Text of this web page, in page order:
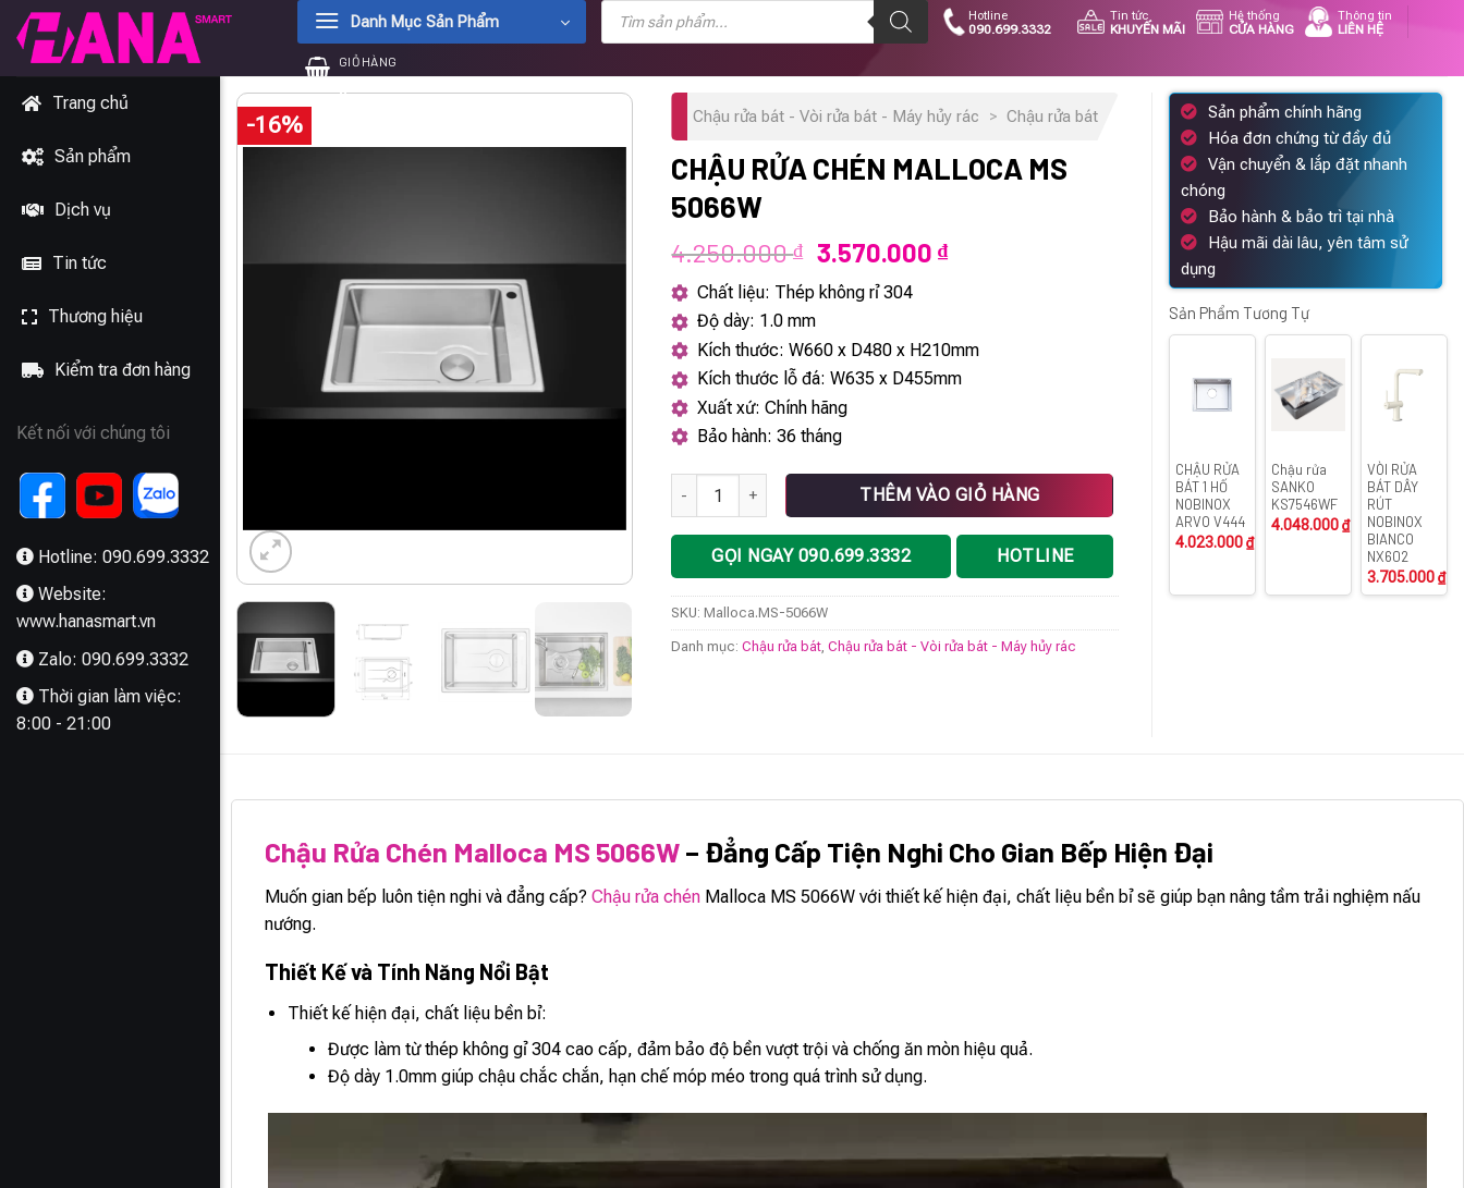
Chuyển
đến
dung
Danh Mục Sản Phẩm
Tìm
kiếm
phẩm
Hotline
090.699.3332
Tin tức
KHUYẾN MÃI
Hệ thống
CỬA HÀNG
Thông tin
LIÊN HỆ
GIỎ HÀNG
0₫
Trang chủ
Sản phẩm
Dịch vụ
Tin tức
Thương hiệu
Kiểm tra đơn hàng
Kết nối với chúng tôi
Hotline: 090.699.3332
Website:
www.hanasmart.vn
Zalo: 090.699.3332
Thời gian làm việc:
8:00 - 21:00
-16% Chậu rửa bát - Vòi rửa bát - Máy hủy rác > Chậu rửa bát
CHẬU RỬA CHÉN MALLOCA MS
5066W
4.250.000₫ Giá
gốc
là:
4.250.000 ₫.
3.570.000 ₫Giá
3.570.000 ₫.
Chất liệu: Thép không rỉ 304
Độ dày: 1.0 mm
Kích thước: W660 x D480 x H210mm
Kích thước lỗ đá: W635 x D455mm
Xuất xứ: Chính hãng
Bảo hành: 36 tháng
Chậu rửa chén Malloca MS 5066W số lượng
THÊM VÀO GIỎ HÀNG
GỌI NGAY 090.699.3332 HOTLINE
SKU:Malloca.MS-5066W
Danh mục:Chậu rửa bát,Chậu rửa bát - Vòi rửa bát - Máy hủy rác
Sản phẩm chính hãng
Hóa đơn chứng từ đầy đủ
Vận chuyển & lắp đặt nhanh
chóng
Bảo hành & bảo trì tại nhà
Hậu mãi dài lâu, yên tâm sử
dụng
Sản Phẩm Tương Tự
CHẬU RỬA
BÁT 1 HỐ
NOBINOX
ARVO V444
4.023.000₫
Chậu rửa
SANKO
KS7546WF
4.048.000₫
VÒI RỬA
BÁT DÂY
RÚT
NOBINOX
BIANCO
NX602
3.705.000₫
Chậu Rửa Chén Malloca MS 5066W– Đẳng Cấp Tiện Nghi Cho Gian Bếp Hiện Đại
Muốn gian bếp luôn tiện nghi và đẳng cấp?Chậu rửa chén Malloca MS 5066W với thiết kế hiện đại, chất liệu bền bỉ sẽ giúp bạn nâng tầm trải nghiệm nấu
nướng.
Thiết Kế và Tính Năng Nổi Bật
Thiết kế hiện đại, chất liệu bền bỉ:
Được làm từ thép không gỉ 304 cao cấp, đảm bảo độ bền vượt trội và chống ăn mòn hiệu quả.
Độ dày 1.0mm giúp chậu chắc chắn, hạn chế móp méo trong quá trình sử dụng.